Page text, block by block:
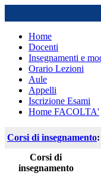
Home
Docenti
Insegnamenti e
Orario Lezioni
Aule
Appelli
Iscrizione Esami
Home FACOLTA'
Corsi di insegnamento
Corsi di
insegnamento